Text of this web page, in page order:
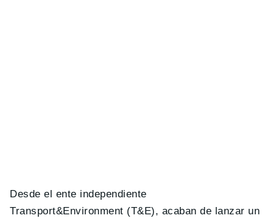
Desde el ente independiente
Transport&Environment (T&E), acaban de lanzar un